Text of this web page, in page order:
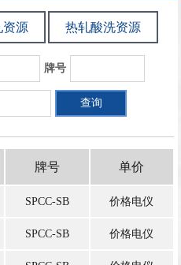
联系我们
资源 热轧酸洗资源
牌号
牌号 单价
SPCC-SB 价格电仪
SPCC-SB 价格电仪